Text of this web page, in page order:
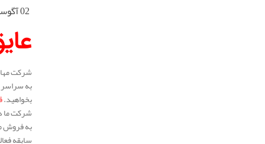
02 آگوست 2025
شرکت
به سراسر
بخواهید.
شرکت ما
به فروش